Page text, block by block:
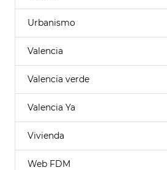
Urbanismo
Valencia
Valencia verde
Valencia Ya
Vivienda
Web FDM